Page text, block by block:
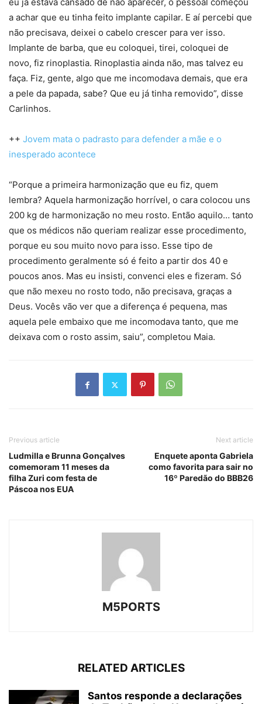
a achar que eu tinha feito implante capilar. E aí percebi que
não precisava, deixei o cabelo crescer para ver isso.
Implante de barba, que eu coloquei, tirei, coloquei de
novo, fiz rinoplastia. Rinoplastia ainda não, mas talvez eu
faça. Fiz, gente, algo que me incomodava demais, que era
a pele da papada, sabe? Que eu já tinha removido”, disse
Carlinhos.
++ Jovem mata o padrasto para defender a mãe e o
inesperado acontece
“Porque a primeira harmonização que eu fiz, quem
lembra? Aquela harmonização horrível, o cara colocou uns
200 kg de harmonização no meu rosto. Então aquilo… tanto
que os médicos não queriam realizar esse procedimento,
porque eu sou muito novo para isso. Esse tipo de
procedimento geralmente só é feito a partir dos 40 e
poucos anos. Mas eu insisti, convenci eles e fizeram. Só
que não mexeu no rosto todo, não precisava, graças a
Deus. Vocês vão ver que a diferença é pequena, mas
aquela pele embaixo que me incomodava tanto, que me
deixava com o rosto assim, saiu”, completou Maia.
Previous article
Ludmilla e Brunna Gonçalves
comemoram 11 meses da
filha Zuri com festa de
Páscoa nos EUA
Next article
Enquete aponta Gabriela
como favorita para sair no
16º Paredão do BBB26
M5PORTS
RELATED ARTICLES
Santos responde a declarações